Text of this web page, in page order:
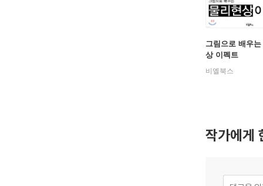
그림으로 배우
상 이펙트
비엘북스
작가에게